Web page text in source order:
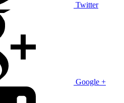
Twitter
Google +